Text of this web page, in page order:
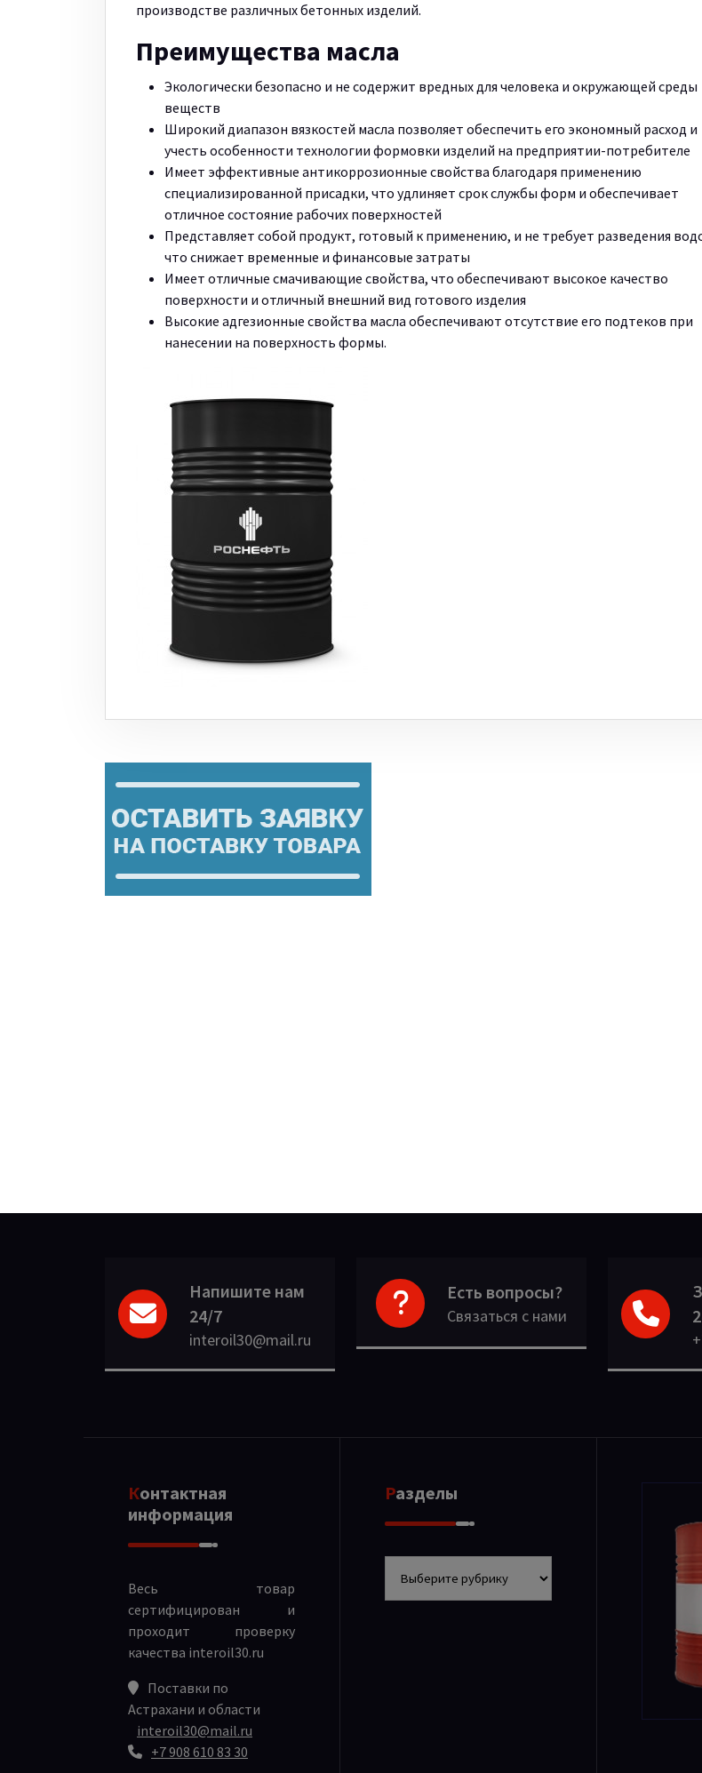
производстве различных бетонных изделий.
Преимущества масла
Экологически безопасно и не содержит вредных для человека и окружающей среды
веществ
Широкий диапазон вязкостей масла позволяет обеспечить его экономный расход и
учесть особенности технологии формовки изделий на предприятии-потребителе
Имеет эффективные антикоррозионные свойства благодаря применению
специализированной присадки, что удлиняет срок службы форм и обеспечивает
отличное состояние рабочих поверхностей
Представляет собой продукт, готовый к применению, и не требует разведения
что снижает временные и финансовые затраты
Имеет отличные смачивающие свойства, что обеспечивают высокое качество
поверхности и отличный внешний вид готового изделия
Высокие адгезионные свойства масла обеспечивают отсутствие его подтеков при
нанесении на поверхность формы.
Напишите нам
24/7
interoil30@mail.ru
Есть вопросы?
Связаться с нами
Контактная
информация
Весь товар
сертифицирован и
проходит проверку
качества interoil30.ru
Поставки по
Астрахани и области
interoil30@mail.ru
+7 908 610 83 30
Разделы